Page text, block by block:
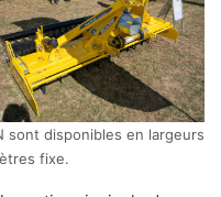
sont disponibles en largeurs
fixe.